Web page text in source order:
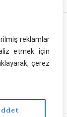
reklamlar
etmek için
çerez
tarafından